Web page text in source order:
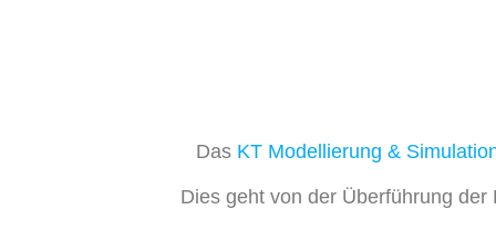
Das KT Modellierung &
Dies geht von der Überführung